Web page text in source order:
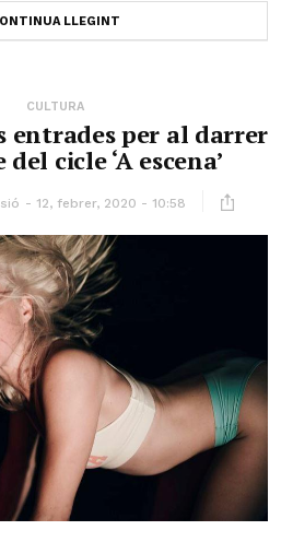
LLEGINT
CULTURA
entrades per al darrer
cicle ‘A escena’
12, febrer, 2020 - 10:58